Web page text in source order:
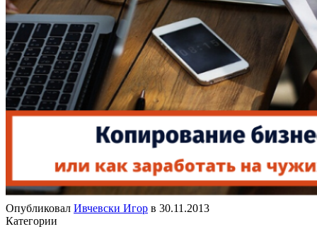
Опубликовал Ивчевски Игор в 30.11.2013
Категории